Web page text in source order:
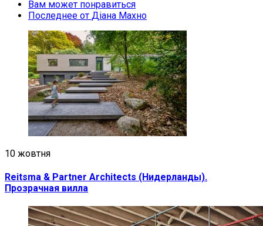
Вам может понравиться
Последнее от Діана Махно
10 жовтня
Reitsma & Partner Architects (Нидерланды).
Прозрачная вилла